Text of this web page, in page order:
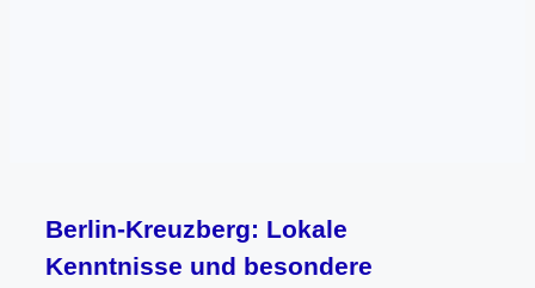
Berlin-Kreuzberg: Lokale
Kenntnisse und besondere